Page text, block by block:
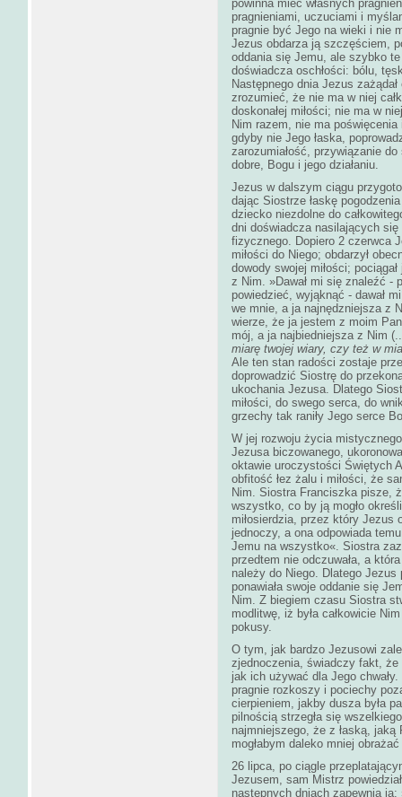
powinna mieć własnych
pragnieniami, uczuciami i
pragnie być Jego na wieki i nie
Jezus obdarza ją szczęściem,
oddania się Jemu, ale szybko
doświadcza oschłości: bólu,
Następnego dnia Jezus
zrozumieć, że nie ma w niej
doskonałej miłości; nie ma w
Nim razem, nie ma
gdyby nie Jego łaska,
zarozumiałość, przywiązanie
dobre, Bogu i jego działaniu.
Jezus w dalszym ciągu
dając Siostrze łaskę
dziecko niezdolne do
dni doświadcza nasilających
fizycznego. Dopiero 2 czerwca
miłości do Niego; obdarzył
dowody swojej miłości;
z Nim. »Dawał mi się znaleźć -
powiedzieć, wyjąknąć - dawał
we mnie, a ja najnędzniejsza z
wierze, że ja jestem z moim
mój, a ja najbiedniejsza z Nim
miarę twojej wiary, czy też w
Ale ten stan radości zostaje
doprowadzić Siostrę do
ukochania Jezusa. Dlatego
miłości, do swego serca, do
grzechy tak raniły Jego serce
W jej rozwoju życia
Jezusa biczowanego,
oktawie uroczystości Świętych
obfitość łez żalu i miłości, że
Nim. Siostra Franciszka pisze,
wszystko, co by ją mogło
miłosierdzia, przez który Jezus
jednoczy, a ona odpowiada
Jemu na wszystko«. Siostra
przedtem nie odczuwała, a
należy do Niego. Dlatego Jezus
ponawiała swoje oddanie się
Nim. Z biegiem czasu Siostra
modlitwę, iż była całkowicie
pokusy.
O tym, jak bardzo Jezusowi
zjednoczenia, świadczy fakt, że
jak ich używać dla Jego
pragnie rozkoszy i pociechy
cierpieniem, jakby dusza była
pilnością strzegła się
najmniejszego, że z łaską, jaką
mogłabym daleko mniej
26 lipca, po ciągle
Jezusem, sam Mistrz
następnych dniach zapewnia